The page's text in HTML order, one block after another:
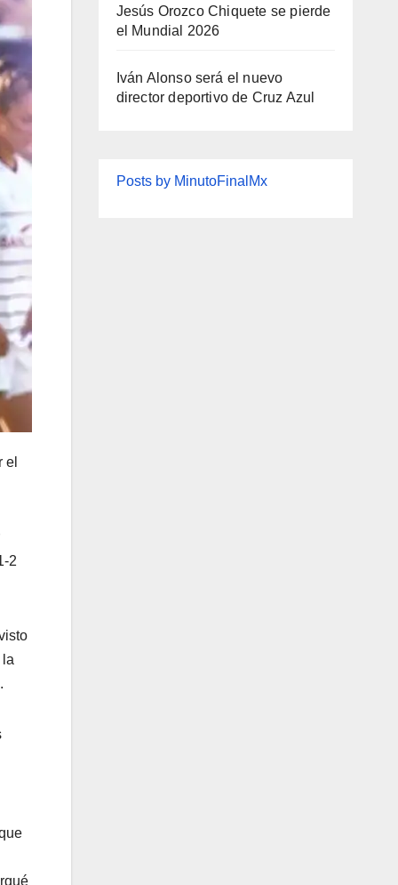
el
2
Jesús Orozco Chiquete se pierde
el Mundial 2026
Iván Alonso será el nuevo
director deportivo de Cruz Azul
Posts by MinutoFinalMx